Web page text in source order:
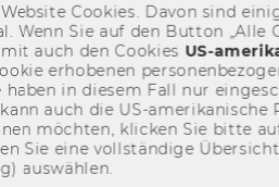
Coo­kies. Davon sind
Wenn Sie auf den But­ton „Alle
auch den Coo­kies US-​
er­ho­be­nen
haben in die­sem Fall nur
auch die US-​
möch­ten, kli­cken Sie bitte
Sie eine voll­stän­di­ge
aus­wäh­len.